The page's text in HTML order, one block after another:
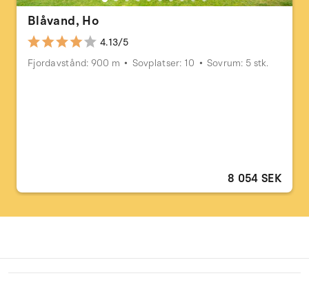
Blåvand, Ho
4.13/5
Fjordavstånd: 900 m
Sovplatser: 10 Sovrum: 5 stk.
8 054 SEK